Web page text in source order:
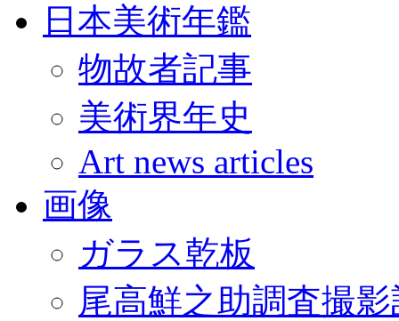
日本美術年鑑
物故者記事
美術界年史
Art news articles
画像
ガラス乾板
尾高鮮之助調査撮